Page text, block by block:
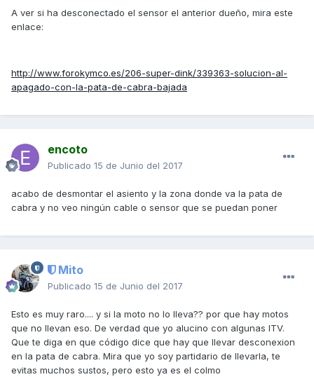
A ver si ha desconectado el sensor el anterior dueño, mira este
enlace:
http://www.forokymco.es/206-super-dink/339363-solucion-al-
apagado-con-la-pata-de-cabra-bajada
encoto
Publicado 15 de Junio del 2017
acabo de desmontar el asiento y la zona donde va la pata de
cabra y no veo ningún cable o sensor que se puedan poner
Mito
Publicado 15 de Junio del 2017
Esto es muy raro.... y si la moto no lo lleva?? por que hay motos
que no llevan eso. De verdad que yo alucino con algunas ITV.
Que te diga en que código dice que hay que llevar desconexion
en la pata de cabra. Mira que yo soy partidario de llevarla, te
evitas muchos sustos, pero esto ya es el colmo